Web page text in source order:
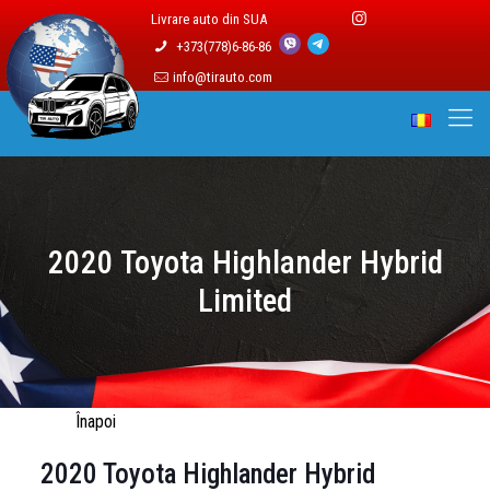
Livrare auto din SUA
+373(778)6-86-86
info@tirauto.com
2020 Toyota Highlander Hybrid
Limited
Înapoi
2020 Toyota Highlander Hybrid